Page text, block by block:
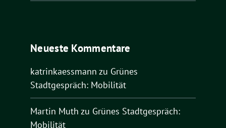
Neueste Kommentare
katrinkaessmann zu Grünes
Stadtgespräch: Mobilität
Martin Muth zu Grünes Stadtgespräch:
Mobilität